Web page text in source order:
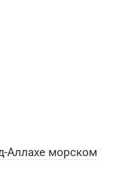
Аллахе морском